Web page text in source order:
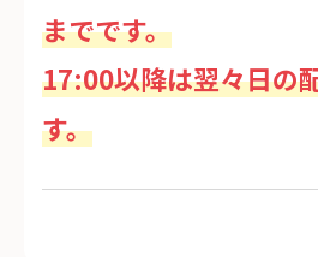
までです。
17:00以降は翌々日の
す。